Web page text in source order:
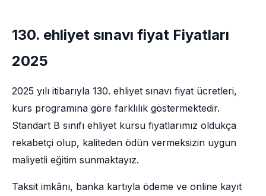
130. ehliyet sınavı fiyat Fiyatları
2025
2025 yılı itibarıyla 130. ehliyet sınavı fiyat ücretleri,
kurs programına göre farklılık göstermektedir.
Standart B sınıfı ehliyet kursu fiyatlarımız oldukça
rekabetçi olup, kaliteden ödün vermeksizin uygun
maliyetli eğitim sunmaktayız.
Taksit imkânı, banka kartıyla ödeme ve online kayıt